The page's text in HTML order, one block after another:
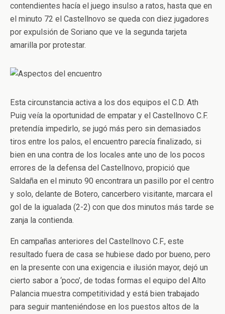
contendientes hacía el juego insulso a ratos, hasta que en
el minuto 72 el Castellnovo se queda con diez jugadores
por expulsión de Soriano que ve la segunda tarjeta
amarilla por protestar.
Esta circunstancia activa a los dos equipos el C.D. Ath
Puig veía la oportunidad de empatar y el Castellnovo C.F.
pretendía impedirlo, se jugó más pero sin demasiados
tiros entre los palos, el encuentro parecía finalizado, si
bien en una contra de los locales ante uno de los pocos
errores de la defensa del Castellnovo, propició que
Saldaña en el minuto 90 encontrara un pasillo por el centro
y solo, delante de Botero, cancerbero visitante, marcara el
gol de la igualada (2-2) con que dos minutos más tarde se
zanja la contienda.
En campañas anteriores del Castellnovo C.F., este
resultado fuera de casa se hubiese dado por bueno, pero
en la presente con una exigencia e ilusión mayor, dejó un
cierto sabor a ‘poco’, de todas formas el equipo del Alto
Palancia muestra competitividad y está bien trabajado
para seguir manteniéndose en los puestos altos de la